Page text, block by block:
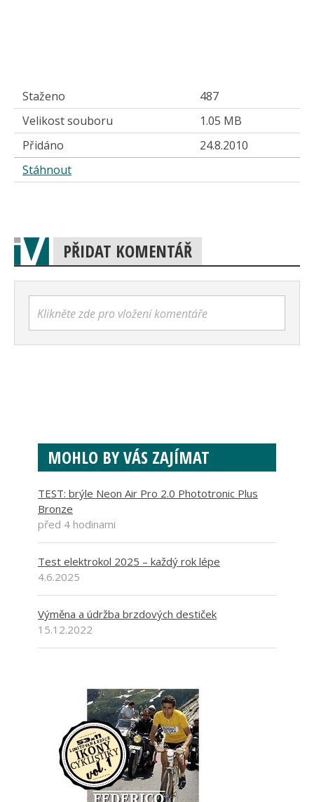
Staženo
487
Velikost souboru
1.05 MB
Přidáno
24.8.2010
Stáhnout
PŘIDAT KOMENTÁŘ
Klikněte zde pro vložení komentáře
MOHLO BY VÁS ZAJÍMAT
TEST: brýle Neon Air Pro 2.0 Phototronic Plus
Bronze
před 4 hodinami
Test elektrokol 2025 – každý rok lépe
4.6.2025
Výměna a údržba brzdových destiček
15.12.2022